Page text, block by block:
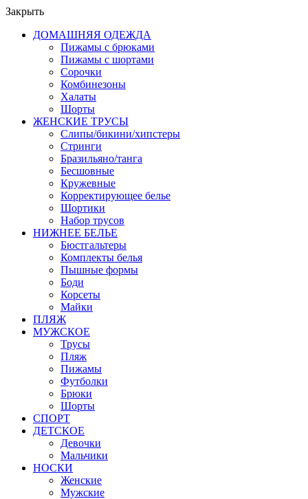
Закрыть
ДОМАШНЯЯ ОДЕЖДА
Пижамы с брюками
Пижамы с шортами
Сорочки
Комбинезоны
Халаты
Шорты
ЖЕНСКИЕ ТРУСЫ
Слипы/бикини/хипстеры
Стринги
Бразильяно/танга
Бесшовные
Кружевные
Корректирующее белье
Шортики
Набор трусов
НИЖНЕЕ БЕЛЬЕ
Бюстгальтеры
Комплекты белья
Пышные формы
Боди
Корсеты
Майки
ПЛЯЖ
МУЖСКОЕ
Трусы
Пляж
Пижамы
Футболки
Брюки
Шорты
СПОРТ
ДЕТСКОЕ
Девочки
Мальчики
НОСКИ
Женские
Мужские